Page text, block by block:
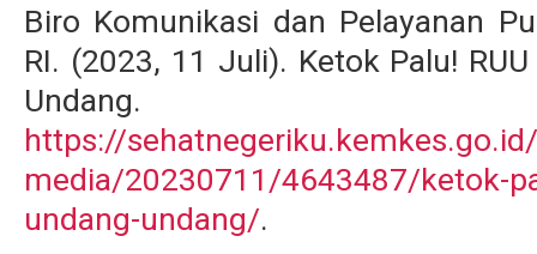
Biro Komunikasi dan Pelayanan
RI. (2023, 11 Juli). Ketok Palu!
https://
media/20230711/4643487/ketok-
undang-undang/.